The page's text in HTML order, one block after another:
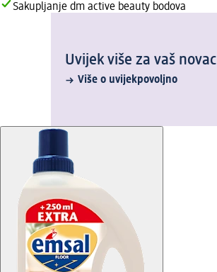
Sakupljanje dm active beauty bodova
Uvijek više za vaš novac
Više o uvijekpovoljno